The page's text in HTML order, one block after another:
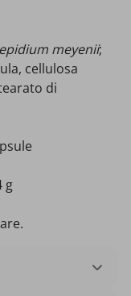
meyenii;
cellulosa
di
g